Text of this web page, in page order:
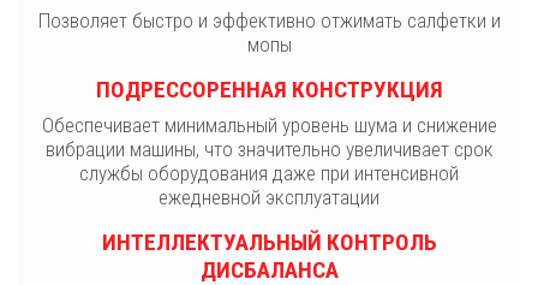
Позволяет быстро и эффективно отжимать салфетки и
мопы
ПОДРЕССОРЕННАЯ КОНСТРУКЦИЯ
Обеспечивает минимальный уровень шума и снижение
вибрации машины, что значительно увеличивает срок
службы оборудования даже при интенсивной
ежедневной эксплуатации
ИНТЕЛЛЕКТУАЛЬНЫЙ КОНТРОЛЬ
ДИСБАЛАНСА